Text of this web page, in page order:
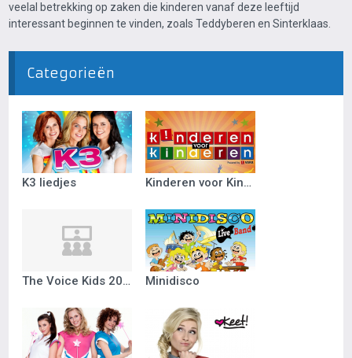
veelal betrekking op zaken die kinderen vanaf deze leeftijd
interessant beginnen te vinden, zoals Teddyberen en Sinterklaas.
Categorieën
K3 liedjes Kinderen voor Kinderen
The Voice Kids 2018 Minidisco